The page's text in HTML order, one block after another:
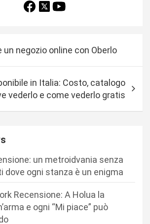
un negozio online con Oberlo
in Italia: Costo, catalogo
vederlo e come vederlo gratis
un metroidvania senza
ogni stanza è un enigma
Recensione: A Holua la
e ogni “Mi piace” può